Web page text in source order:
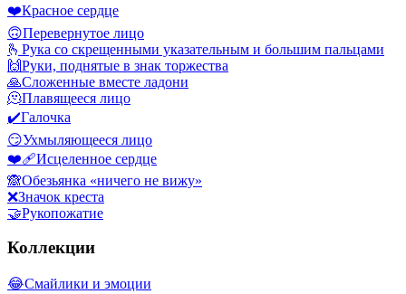
❤️Красное сердце
🙃Перевернутое лицо
🫰 Рука со скрещенными указательным и большим пальцами
🙌Руки, поднятые в знак торжества
🙏Сложенные вместе ладони
🫠Плавящееся лицо
✔️Галочка
😏Ухмыляющееся лицо
❤️‍🩹Исцеленное сердце
🙈Обезьянка «ничего не вижу»
❌Значок креста
🤝Рукопожатие
Коллекции
😂Смайлики и эмоции